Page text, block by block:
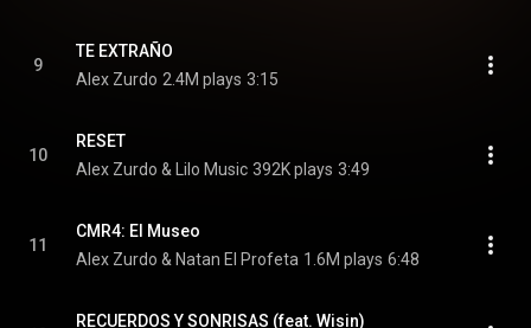
9
TE EXTRAÑO
Alex Zurdo 2.4M plays 3:15
10
RESET
Alex Zurdo & Lilo Music 392K plays 3:49
11
CMR4: El Museo
Alex Zurdo & Natan El Profeta 1.6M plays 6:48
RECUERDOS Y SONRISAS (feat. Wisin)